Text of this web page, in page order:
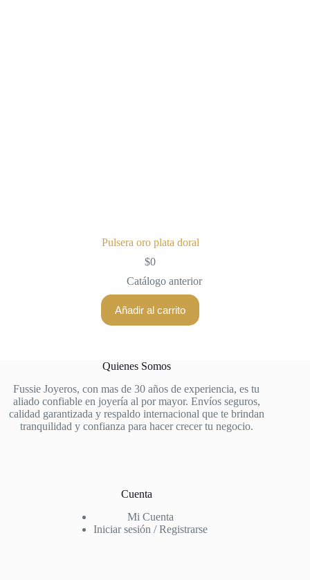
Pulsera oro plata doral
$0
Catálogo anterior
Añadir al carrito
Quienes Somos
Fussie Joyeros, con mas de 30 años de experiencia, es tu
aliado confiable en joyería al por mayor. Envíos seguros,
calidad garantizada y respaldo internacional que te brindan
tranquilidad y confianza para hacer crecer tu negocio.
Cuenta
Mi Cuenta
Iniciar sesión / Registrarse